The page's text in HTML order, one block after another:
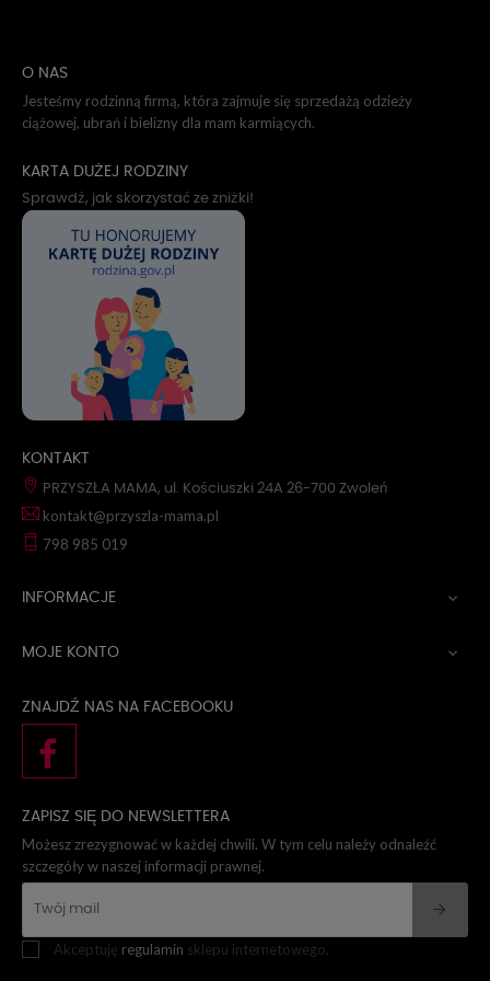
O NAS
Jesteśmy rodzinną firmą, która zajmuje się sprzedażą odzieży
ciążowej, ubrań i bielizny dla mam karmiących.
KARTA DUŻEJ RODZINY
Sprawdź, jak skorzystać ze zniżki!
KONTAKT
PRZYSZŁA MAMA, ul. Kościuszki 24A 26-700 Zwoleń
kontakt@przyszla-mama.pl
798 985 019
INFORMACJE 
MOJE KONTO 
ZNAJDŹ NAS NA FACEBOOKU
ZAPISZ SIĘ DO NEWSLETTERA
Możesz zrezygnować w każdej chwili. W tym celu należy odnaleźć
szczegóły w naszej informacji prawnej.
Akceptuję regulamin sklepu internetowego.